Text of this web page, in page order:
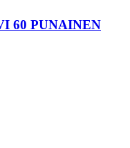
60 PUNAINEN